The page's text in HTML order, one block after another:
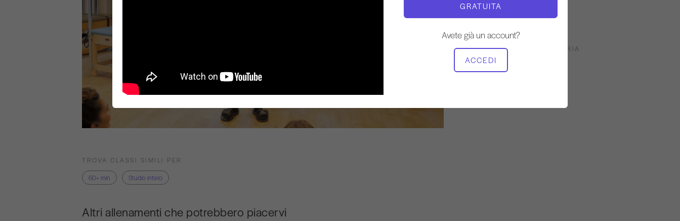
GRATUITA
Avete già un account?
ACCEDI
TEMPO DI VIDEO
2:02:00
ATTREZZATURA NECESSARIA
Studio intero
TROVA CLASSI SIMILI PER
60+ min
Studio intero
Altri allenamenti che potrebbero piacervi